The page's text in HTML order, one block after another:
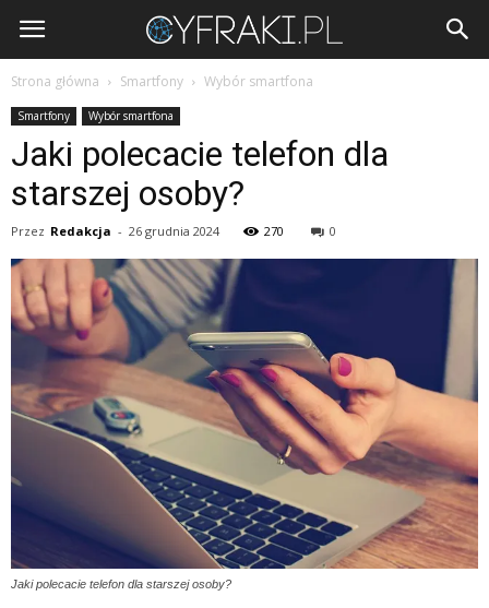
Cyfraki.pl
Strona główna Smartfony Wybór smartfona
Smartfony Wybór smartfona
Jaki polecacie telefon dla
starszej osoby?
Przez Redakcja - 26 grudnia 2024 270 0
Jaki polecacie telefon dla starszej osoby?